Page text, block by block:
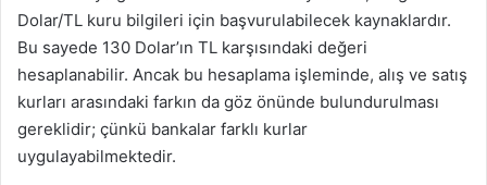
Dolar/TL kuru bilgileri için başvurulabilecek kaynaklardır.
Bu sayede 130 Dolar’ın TL karşısındaki değeri
hesaplanabilir. Ancak bu hesaplama işleminde, alış ve satış
kurları arasındaki farkın da göz önünde bulundurulması
gereklidir; çünkü bankalar farklı kurlar
uygulayabilmektedir.